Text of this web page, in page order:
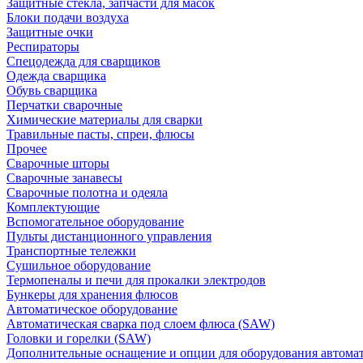
Защитные стекла, запчасти для масок
Блоки подачи воздуха
Защитные очки
Респираторы
Спецодежда для сварщиков
Одежда сварщика
Обувь сварщика
Перчатки сварочные
Химические материалы для сварки
Травильные пасты, спреи, флюсы
Прочее
Сварочные шторы
Сварочные занавесы
Сварочные полотна и одеяла
Комплектующие
Вспомогательное оборудование
Пульты дистанционного управления
Транспортные тележки
Сушильное оборудование
Термопеналы и печи для прокалки электродов
Бункеры для хранения флюсов
Автоматическое оборудование
Автоматическая сварка под слоем флюса (SAW)
Головки и горелки (SAW)
Дополнительные оснащение и опции для оборудования